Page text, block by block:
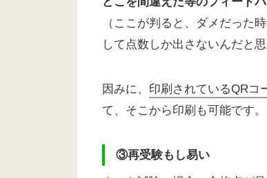
（ここが判ると、ダメだった
して点数しか出さないんだと思
因みに、 印刷されているQRコ
て、そこから印刷も可能です
③再受験もし易い